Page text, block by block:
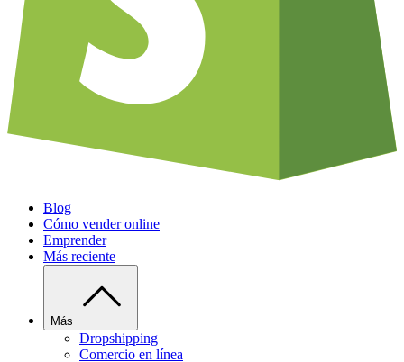
Blog
Cómo vender online
Emprender
Más reciente
Más
Dropshipping
Comercio en línea